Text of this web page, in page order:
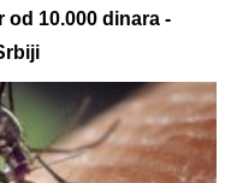
od 10.000 dinara -